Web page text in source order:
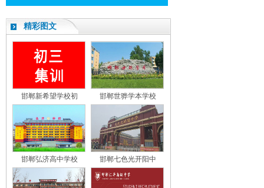
精彩图文
邯郸新希望学校初 邯郸世骅学本学校
邯郸弘济高中学校 邯郸七色光开阳中